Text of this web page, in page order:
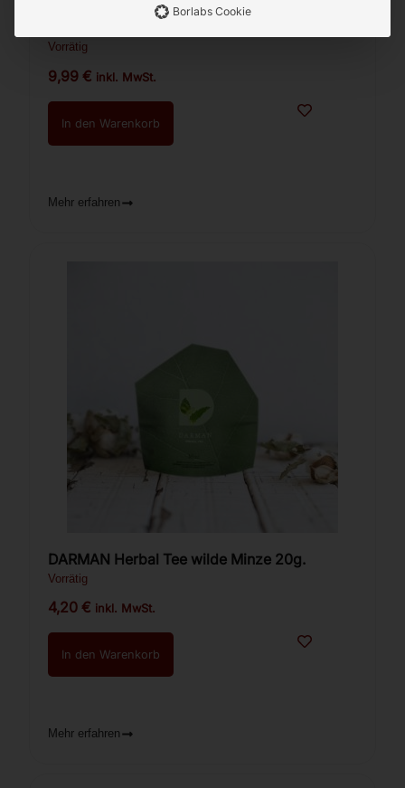
Vorrätig
9,99€ inkl. MwSt.
In den Warenkorb
Mehr erfahren
DARMAN Herbal Tee wilde Minze 20g.
Vorrätig
4,20€ inkl. MwSt.
In den Warenkorb
Mehr erfahren
Borlabs Cookie